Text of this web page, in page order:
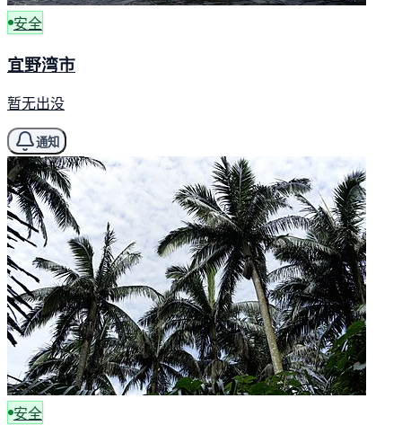
安全
宜野湾市
暂无出没
通知
安全